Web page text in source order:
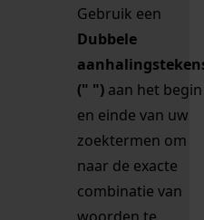
Gebruik een
Dubbele
(" ") aan het begin
en einde van uw
zoektermen om
naar de exacte
combinatie van